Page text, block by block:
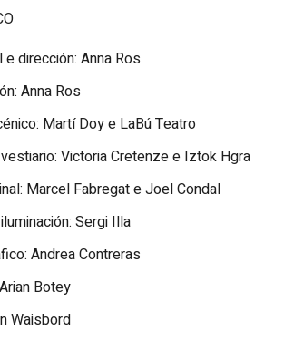
e dirección: Anna Ros
Anna Ros
Martí Doy e LaBú Teatro
Victoria Cretenze e Iztok Hgra
Marcel Fabregat e Joel Condal
Sergi Illa
Andrea Contreras
Botey
Waisbord